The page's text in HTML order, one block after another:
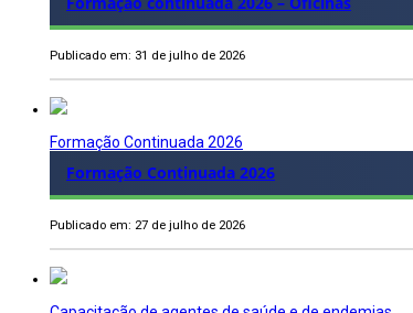
Publicado em: 31 de julho de 2026
Formação Continuada 2026
Formação Continuada 2026
Publicado em: 27 de julho de 2026